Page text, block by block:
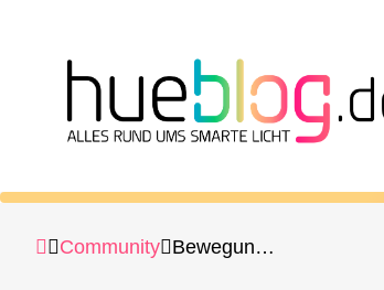
Community Bewegungsmelder schaltet jeden Morgen Licht im Bad ein.